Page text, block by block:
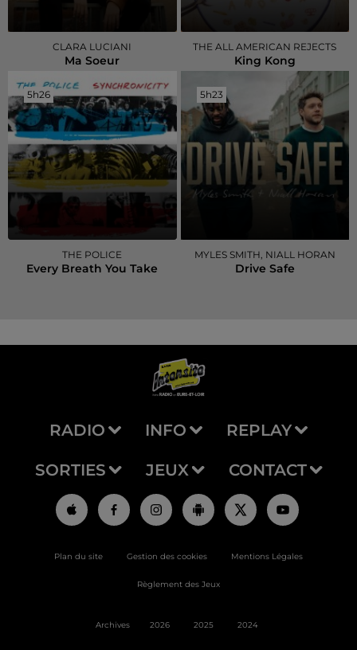
CLARA LUCIANI
Ma Soeur
THE ALL AMERICAN REJECTS
King Kong
5h26
5h26
THE POLICE
Every Breath You Take
5h23
5h23
MYLES SMITH, NIALL HORAN
Drive Safe
RADIO INFO REPLAY
SORTIES JEUX CONTACT
Plan du site Gestion des cookies Mentions Légales
Règlement des Jeux
Archives 2026 2025 2024